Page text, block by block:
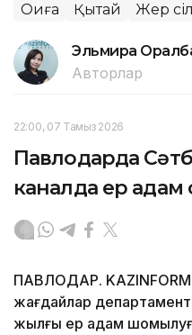
Оқиға Қытай Жер
Эльмира
Авторлар
22:00, 07 Тамыз 2026
Павлодарда
каналда ер адам
ПАВЛОДАР. KAZINFORM
жағдайлар
жылғы ер адам